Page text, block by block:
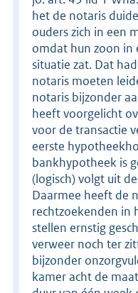
het de notaris
ouders zich in een
omdat hun zoon in
situatie zat. Dat
notaris moeten
notaris bijzonder
heeft voorgelicht
voor de transactie
eerste
bankhypotheek is
(logisch) volgt uit
Daarmee heeft de
rechtzoekenden in
stellen ernstig
verweer noch ter
bijzonder
kamer acht de